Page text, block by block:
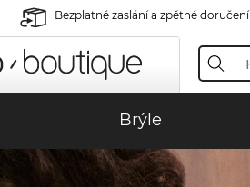
Bezplatné zaslání a zpětné doručení
Brýle